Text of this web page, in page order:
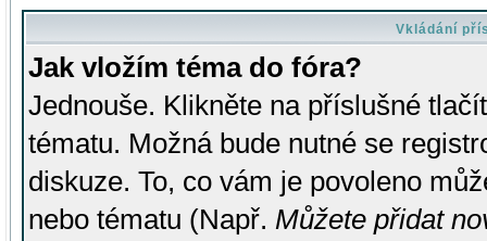
Vkládání
Jak vložím téma do fóra?
Jednouše. Klikněte na příslušné
tématu. Možná bude nutné se
diskuze. To, co vám je povoleno
nebo tématu (Např. Můžete přidat